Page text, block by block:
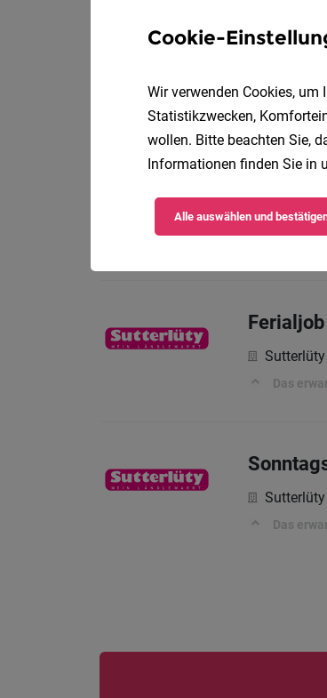
Das
HOFER KG
Ferialjob
Das
Das
Cookie-
Wir verwenden Cookies,
Statistikzwecken,
wollen. Bitte beachten Sie,
Informationen finden Sie in
Alle auswählen und